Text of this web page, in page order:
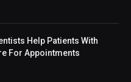
Help Patients With
For Appointments